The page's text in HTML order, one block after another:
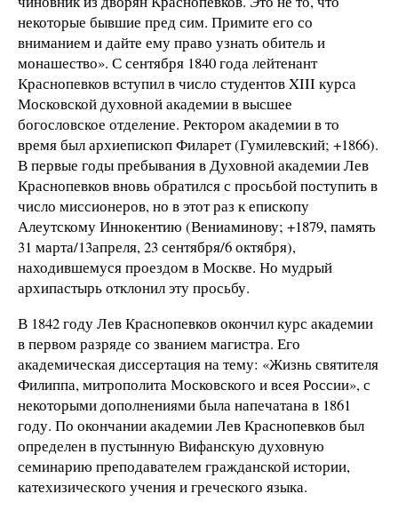
некоторые бывшие пред сим. Примите его со
вниманием и дайте ему право узнать обитель и
монашество». С сентября 1840 года лейтенант
Краснопевков вступил в число студентов XIII курса
Московской духовной академии в высшее
богословское отделение. Ректором академии в то
время был архиепископ Филарет (Гумилевский; +1866).
В первые годы пребывания в Духовной академии Лев
Краснопевков вновь обратился с просьбой поступить в
число миссионеров, но в этот раз к епископу
Алеутскому Иннокентию (Вениаминову; +1879, память
31 марта/13апреля, 23 сентября/6 октября),
находившемуся проездом в Москве. Но мудрый
архипастырь отклонил эту просьбу.
В 1842 году Лев Краснопевков окончил курс академии
в первом разряде со званием магистра. Его
академическая диссертация на тему: «Жизнь святителя
Филиппа, митрополита Московского и всея России», с
некоторыми дополнениями была напечатана в 1861
году. По окончании академии Лев Краснопевков был
определен в пустынную Вифанскую духовную
семинарию преподавателем гражданской истории,
катехизического учения и греческого языка.